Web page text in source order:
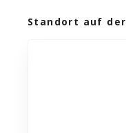
Standort auf